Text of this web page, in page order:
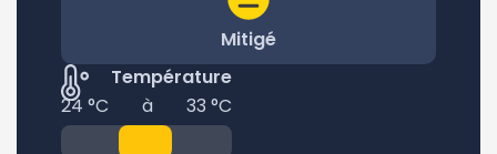
Mitigé
Température
24 °C
à 33 °C